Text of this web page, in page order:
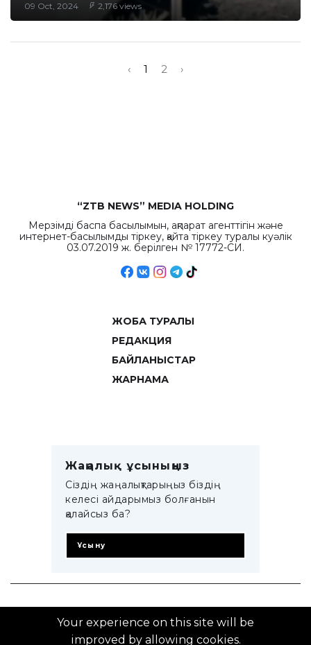
09 Oct, 2024 2,176 views
‹ 1 2 ›
“ZTB NEWS” MEDIA HOLDING
Мерзімді баспа басылымын, ақпарат агенттігін және
интернет-басылымды тіркеу, қайта тіркеу туралы куәлік
03.07.2019 ж. берілген № 17772-СИ.
ЖОБА ТУРАЛЫ
РЕДАКЦИЯ
БАЙЛАНЫСТАР
ЖАРНАМА
Жаңалық ұсыныңыз
Сіздің жаңалықтарыңыз біздің
келесі айдарымыз болғанын
қалайсыз ба?
Ұсыну
© 2014–2025 ZTB.KZ
Your experience on this site will be
improved by allowing cookies.